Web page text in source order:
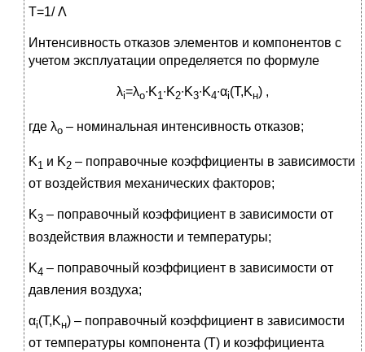
T=1/ Λ
Интенсивность отказов элементов и компонентов с
учетом эксплуатации определяется по формуле
λi=λо∙K1∙K2∙K3∙K4∙αi(T,Kн) ,
где λо – номинальная интенсивность отказов;
K1 и K2 – поправочные коэффициенты в зависимости
от воздействия механических факторов;
K3 – поправочный коэффициент в зависимости от
воздействия влажности и температуры;
K4 – поправочный коэффициент в зависимости от
давления воздуха;
αi(T,Kн) – поправочный коэффициент в зависимости
от температуры компонента (Т) и коэффициента